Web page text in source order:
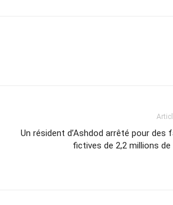
Un résident d’Ashdod arrêté pour des
fictives de 2,2 millions de